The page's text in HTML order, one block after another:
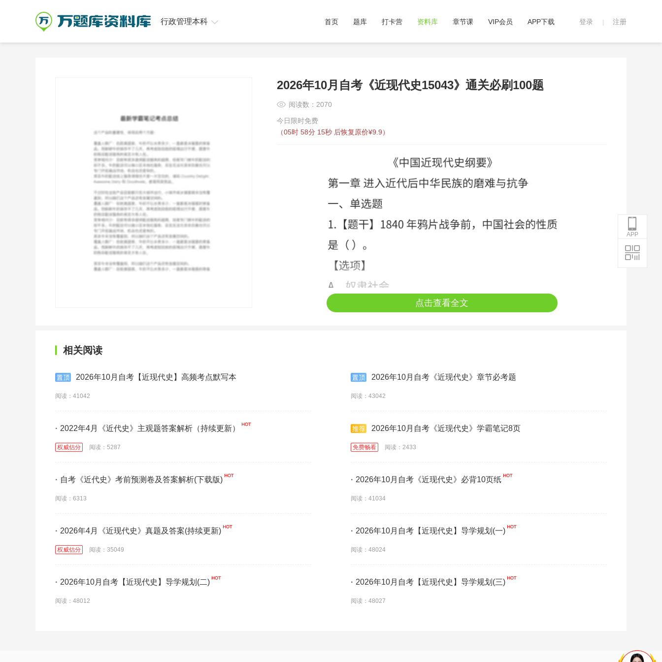
登录 注册
首页 题库 打卡营 资料库 章节课 VIP会员 APP下载
行政管理本科
2026年10月自考《近现代史15043》通关必刷100题
阅读数：2070
今日限时免费
（05时 58分 14秒 后恢复原价¥9.9）
点击查看全文
相关阅读
2026年10月自考【近现代史】高频考点默写本
阅读：41042
2026年10月自考《近现代史》章节必考题
阅读：43042
· 2022年4月《近代史》主观题答案解析（持续更新）
权威估分 阅读：5287
2026年10月自考《近现代史》学霸笔记8页
免费畅看 阅读：2433
· 自考《近代史》考前预测卷及答案解析(下载版)
阅读：6313
· 2026年10月自考《近现代史》必背10页纸
阅读：41034
· 2026年4月《近现代史》真题及答案(持续更新)
权威估分 阅读：35049
· 2026年10月自考【近现代史】导学规划(一)
阅读：48024
· 2026年10月自考【近现代史】导学规划(二)
阅读：48012
· 2026年10月自考【近现代史】导学规划(三)
阅读：48027
APP